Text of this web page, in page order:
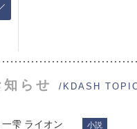
らせ /KDASH
一雫 ライオン 小説